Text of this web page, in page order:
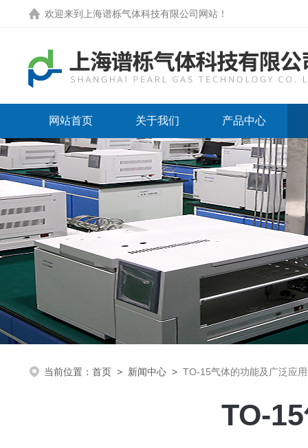
欢迎来到 上海谱栎气体科技有限公司网站 ！
网站首页 关于我们 产品中心
当前位置： 首页 > 新闻中心 > TO-15气体的功能及广泛应
TO-